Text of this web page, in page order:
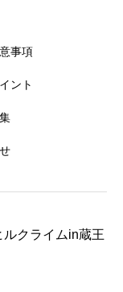
事項
ント
クライムin蔵王